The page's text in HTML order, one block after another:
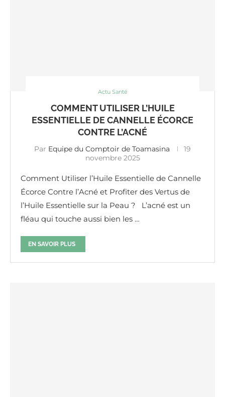
Actu Santé
COMMENT UTILISER L’HUILE
ESSENTIELLE DE CANNELLE ÉCORCE
CONTRE L’ACNÉ
Par Equipe du Comptoir de Toamasina
19
novembre 2025
Comment Utiliser l’Huile Essentielle de Cannelle
Écorce Contre l’Acné et Profiter des Vertus de
l’Huile Essentielle sur la Peau ? L’acné est un
fléau qui touche aussi bien les …
EN SAVOIR PLUS